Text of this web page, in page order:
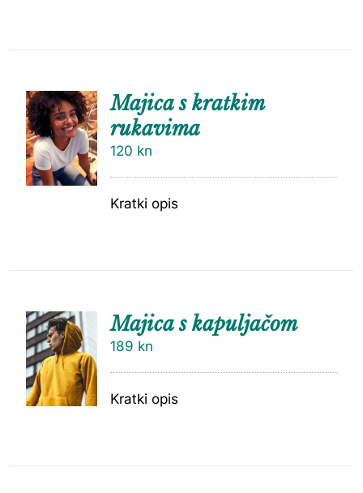
Majica s kratkim
rukavima
120 kn
Kratki opis
U
KOŠARI
Majica s kapuljačom
189 kn
Kratki opis